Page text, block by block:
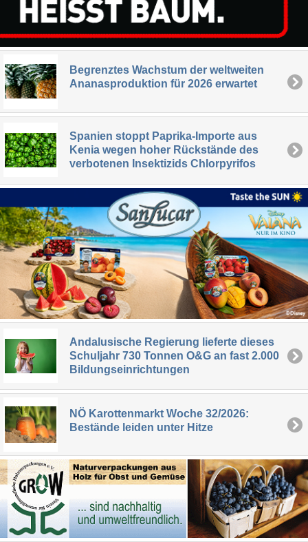
Begrenztes Wachstum der weltweiten
Ananasproduktion für 2026 erwartet
Spanien stoppt Paprika-Importe aus
Kenia wegen hoher Rückstände des
verbotenen Insektizids Chlorpyrifos
Andalusische Regierung lieferte dieses
Schuljahr 730 Tonnen O&G an fast 2.000
Bildungseinrichtungen
NÖ Karottenmarkt Woche 32/2026:
Bestände leiden unter Hitze